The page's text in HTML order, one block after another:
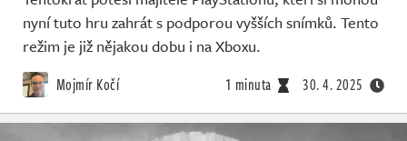
nyní tuto hru zahrát s podporou vyšších snímků. Tento
režim je již nějakou dobu i na Xboxu.
Mojmír Kočí 1 minuta 30. 4. 2025